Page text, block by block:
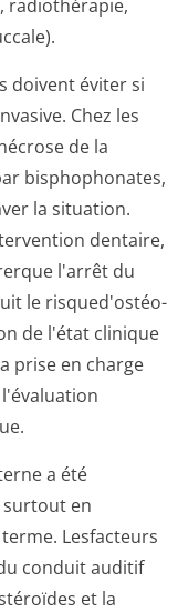
radiothérapie,
doivent éviter si
Chez les
de la
bisphophonates,
la situation.
dentaire,
l'arrêt du
le risqued'ostéo­
de l'état clinique
prise en charge
a été
surtout en
Lesfacteurs
conduit auditif
et la